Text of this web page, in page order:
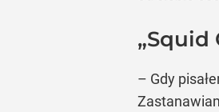
„Squid
– Gdy